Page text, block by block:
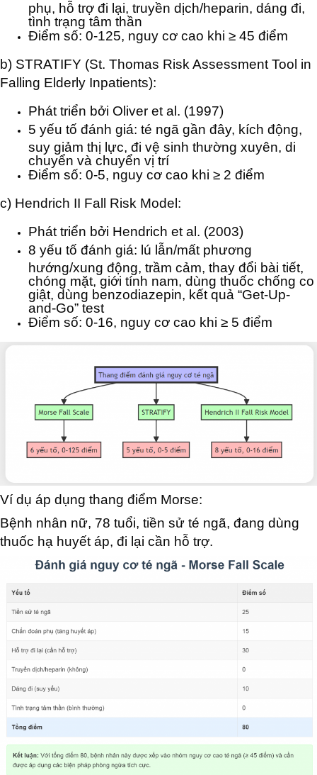
phụ, hỗ trợ đi lại, truyền dịch/heparin, dáng đi,
tình trạng tâm thần
Điểm số: 0-125, nguy cơ cao khi ≥ 45 điểm
b) STRATIFY (St. Thomas Risk Assessment Tool in
Falling Elderly Inpatients):
Phát triển bởi Oliver et al. (1997)
5 yếu tố đánh giá: té ngã gần đây, kích động,
suy giảm thị lực, đi vệ sinh thường xuyên, di
chuyển và chuyển vị trí
Điểm số: 0-5, nguy cơ cao khi ≥ 2 điểm
c) Hendrich II Fall Risk Model:
Phát triển bởi Hendrich et al. (2003)
8 yếu tố đánh giá: lú lẫn/mất phương
hướng/xung động, trầm cảm, thay đổi bài tiết,
chóng mặt, giới tính nam, dùng thuốc chống co
giật, dùng benzodiazepin, kết quả “Get-Up-
and-Go” test
Điểm số: 0-16, nguy cơ cao khi ≥ 5 điểm
Ví dụ áp dụng thang điểm Morse:
Bệnh nhân nữ, 78 tuổi, tiền sử té ngã, đang dùng
thuốc hạ huyết áp, đi lại cần hỗ trợ.